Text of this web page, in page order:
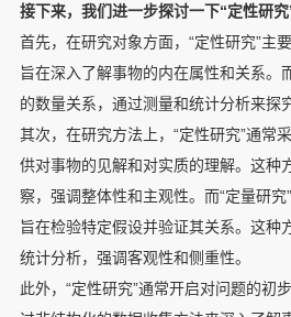
接下来，我们进一步探讨一下“定性研
首先，在研究对象方面，“定性研究”主
旨在深入了解事物的内在属性和关系。
的数量关系，通过测量和统计分析来探
其次，在研究方法上，“定性研究”通常
供对事物的见解和对实质的理解。这种
察，强调整体性和主观性。而“定量研究
旨在检验特定假设并验证其关系。这种
统计分析，强调客观性和侧重性。
此外，“定性研究”通常开启对问题的初